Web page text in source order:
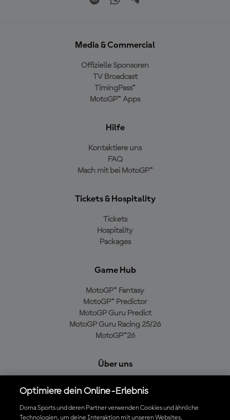
Media & Commercial
Offizielle Sponsoren
TV Broadcast
TimingPass™
MotoGP™ Apps
Hilfe
Kontaktiere uns
FAQ
Mach mit bei MotoGP™
Tickets & Hospitality
Tickets
Hospitality
Packages
Game Hub
MotoGP™ Fantasy
MotoGP™ Predictor
MotoGP Guru Predict
MotoGP Guru Racing 25/26
MotoGP™26
Über uns
Cookie-Richtlinien
Geschäftsbedingungen
Optimiere dein Online-Erlebnis
Dorna Sports und deren Partner verwenden Cookies und ähnliche
Technologien, um deine Interaktion mit unseren Websites,